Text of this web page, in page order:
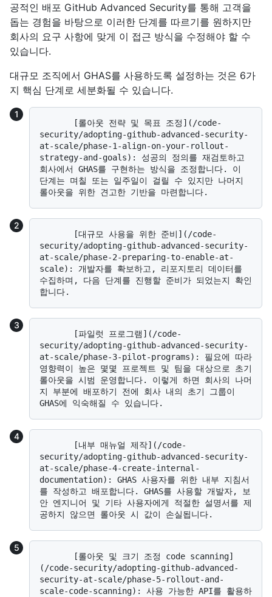
공적인 배포 GitHub Advanced Security를 통해 고객을
돕는 경험을 바탕으로 이러한 단계를 따르기를 원하지만
회사의 요구 사항에 맞게 이 접근 방식을 수정해야 할 수
있습니다.
대규모 조직에서 GHAS를 사용하도록 설정하는 것은 6가
지 핵심 단계로 세분화될 수 있습니다.
security/adopting-github-advanced-security-
at-scale/phase-1-align-on-your-rollout-
strategy-and-goals): 성공의 정의를 재검토하고
회사에서 GHAS를 구현하는 방식을 조정합니다. 이
단계는 며칠 또는 일주일이 걸릴 수 있지만 나머지
security/adopting-github-advanced-security-
at-scale/phase-2-preparing-to-enable-at-
scale): 개발자를 확보하고, 리포지토리 데이터를
수집하며, 다음 단계를 진행할 준비가 되었는지 확인
security/adopting-github-advanced-security-
at-scale/phase-3-pilot-programs): 필요에 따라
영향력이 높은 몇몇 프로젝트 및 팀을 대상으로 초기
롤아웃을 시범 운영합니다. 이렇게 하면 회사의 나머
지 부분에 배포하기 전에 회사 내의 초기 그룹이
security/adopting-github-advanced-security-
at-scale/phase-4-create-internal-
documentation): GHAS 사용자를 위한 내부 지침서
를 작성하고 배포합니다. GHAS를 사용할 개발자, 보
안 엔지니어 및 기타 사용자에게 적절한 설명서를 제
(/code-security/adopting-github-advanced-
security-at-scale/phase-5-rollout-and-
scale-code-scanning): 사용 가능한 API를 활용하